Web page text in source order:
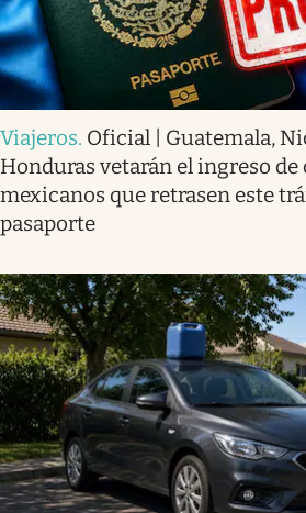
Viajeros. Oficial | Guatemala,
Honduras vetarán el ingreso de
mexicanos que retrasen este
pasaporte